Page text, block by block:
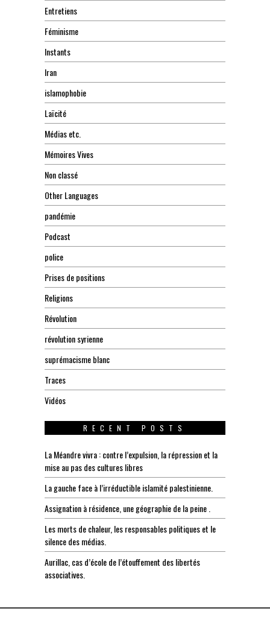
Entretiens
Féminisme
Instants
Iran
islamophobie
Laïcité
Médias etc.
Mémoires Vives
Non classé
Other Languages
pandémie
Podcast
police
Prises de positions
Religions
Révolution
révolution syrienne
suprémacisme blanc
Traces
Vidéos
RECENT POSTS
La Méandre vivra : contre l’expulsion, la répression et la
mise au pas des cultures libres
La gauche face à l’irréductible islamité palestinienne.
Assignation à résidence, une géographie de la peine .
Les morts de chaleur, les responsables politiques et le
silence des médias.
Aurillac, cas d’école de l’étouffement des libertés
associatives.